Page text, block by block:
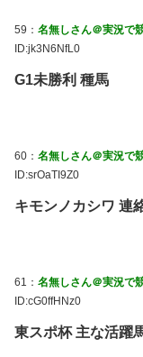
59： 名無しさん＠実況で
ID:jk3N6NfL0
G1未勝利 種馬
60： 名無しさん＠実況で
ID:srOaTI9Z0
キモンノカシワ 連
61： 名無しさん＠実況で
ID:cG0ffHNz0
東スポ杯 主な活躍